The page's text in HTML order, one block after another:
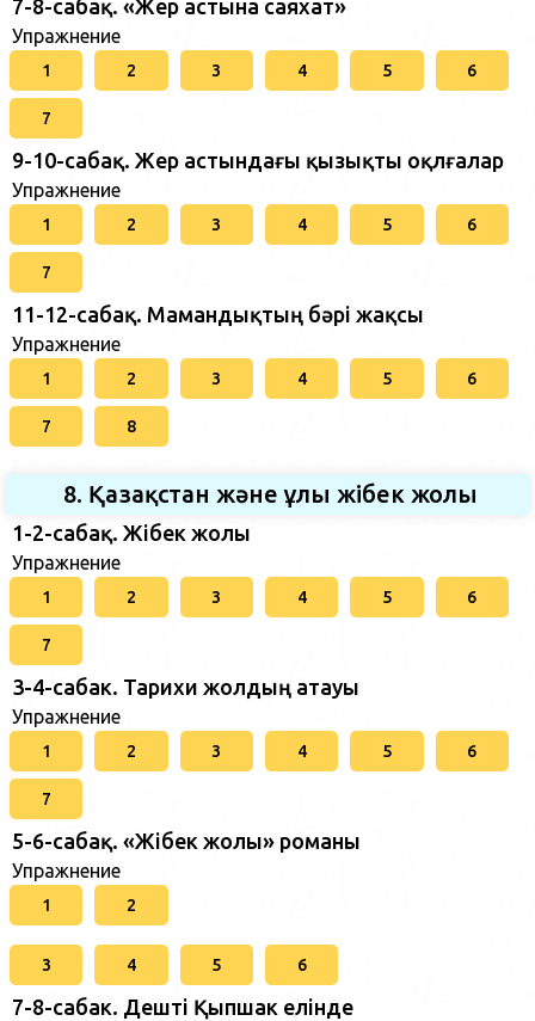
7-8-сабақ. «Жер астына саяхат»
Упражнение
1 2 3 4 5 6
7
9-10-сабақ. Жер астындағы қызықты оқлғалар
Упражнение
1 2 3 4 5 6
7
11-12-сабақ. Мамандықтың бәрі жақсы
Упражнение
1 2 3 4 5 6
7 8
8. Қазақстан және ұлы жібек жолы
1-2-сабақ. Жібек жолы
Упражнение
1 2 3 4 5 6
7
3-4-сабак. Тарихи жолдың атауы
Упражнение
1 2 3 4 5 6
7
5-6-сабақ. «Жібек жолы» романы
Упражнение
1 2
3 4 5 6
7-8-сабак. Дешті Қыпшак елінде